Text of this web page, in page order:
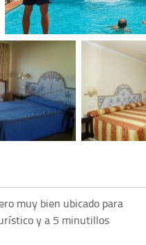
muy bien ubicado para
y a 5 minutillos